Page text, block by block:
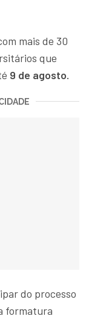
mais de 30
que
9 de agosto.
do processo
formatura